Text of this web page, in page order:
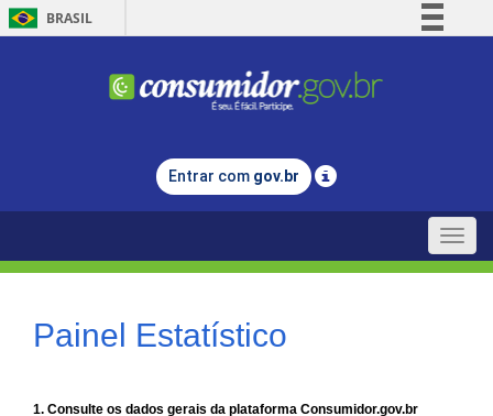
BRASIL
Comunica BR
Legislação
Entrar com gov.br
Toggle
Painel Estatístico
1. Consulte os dados gerais da plataforma Consumidor.gov.br